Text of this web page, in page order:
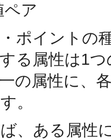
ペア
ポイントの
る属性は1
の属性に、
。
、ある属性